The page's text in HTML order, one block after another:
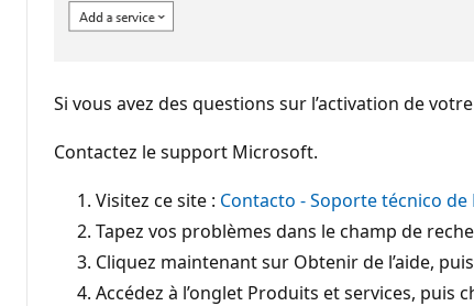
Si vous avez des questions sur l’activation de
Contactez le support Microsoft.
Visitez ce site : Contacto - Soporte técnico
Tapez vos problèmes dans le champ de
Cliquez maintenant sur Obtenir de l’aide,
Accédez à l’onglet Produits et services,